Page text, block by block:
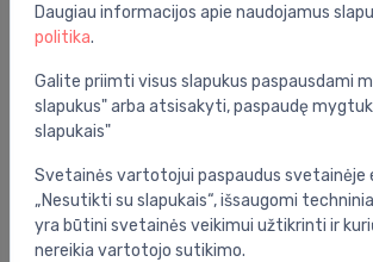
Praustuvų maišytuvai
⬤Washbasin mixer Logis 240 Fine,
172.00 €
Nuolaida -25%
Daugiau informacijos apie naudojamus
politika.
Galite priimti visus slapukus paspausdami
slapukus" arba atsisakyti, paspaudę
slapukais"
Svetainės vartotojui paspaudus
„Nesutikti su slapukais“, išsaugomi
yra būtini svetainės veikimui užtikrinti ir
nereikia vartotojo sutikimo.